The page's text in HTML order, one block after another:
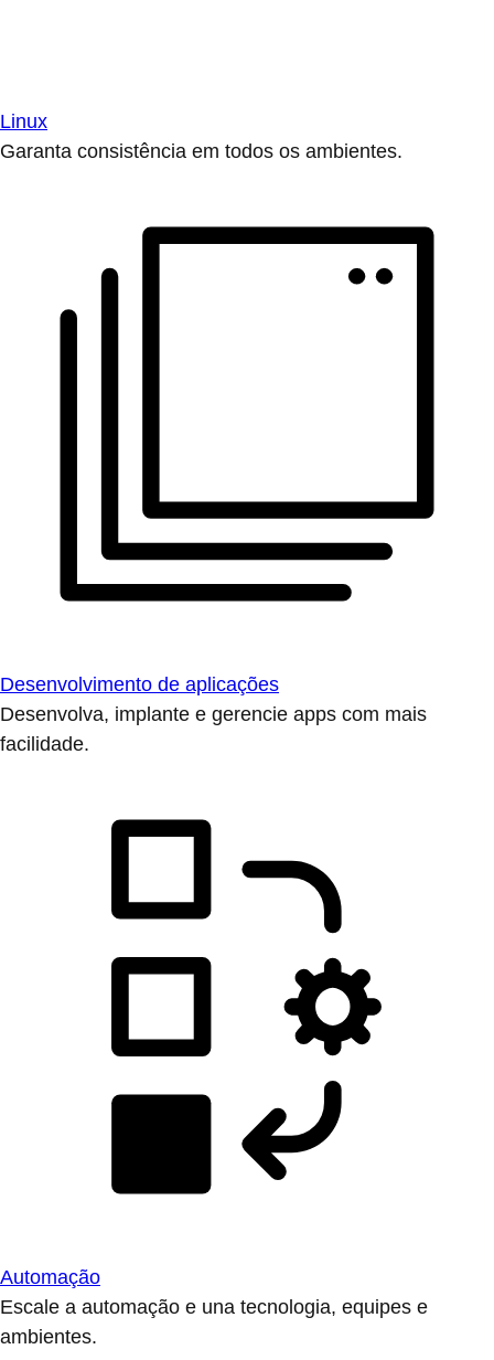
Linux
Garanta consistência em todos os ambientes.
Desenvolvimento de aplicações
Desenvolva, implante e gerencie apps com mais
facilidade.
Automação
Escale a automação e una tecnologia, equipes e
ambientes.